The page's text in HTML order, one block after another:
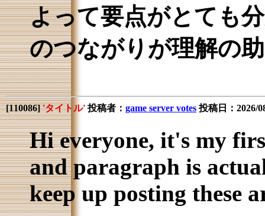
よって要点がとても
のつながりが理解の
[110086]'タイトル'投稿者： game server votes投稿日：2026/
Hi everyone, it's my
and paragraph is
keep up posting these